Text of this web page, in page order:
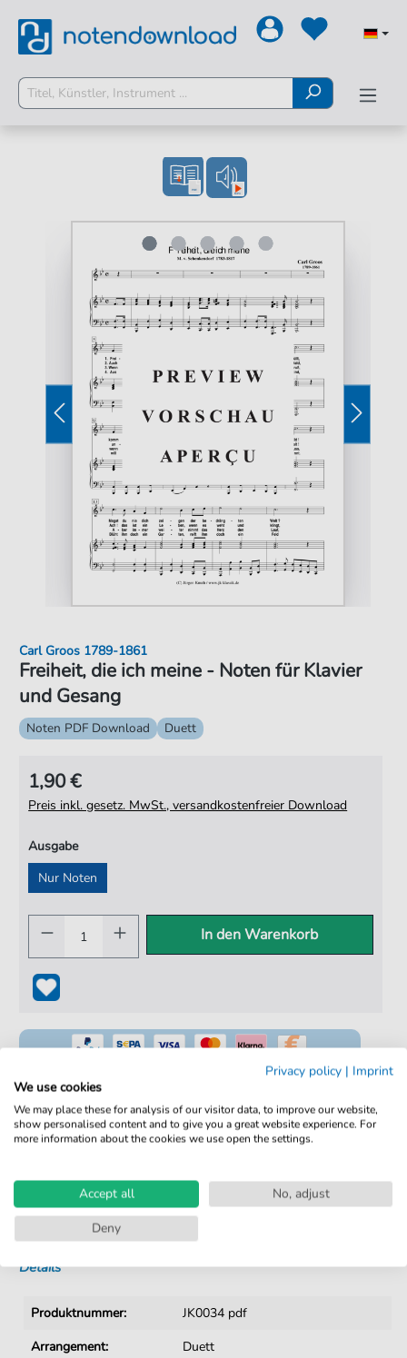
Freiheit, die ich meine - Noten für Klavier
und Gesang
Carl Groos 1789-1861
Noten PDF Download Duett
1,90 €
Preis inkl. gesetz. MwSt., versandkostenfreier Download
Ausgabe
Nur Noten
In den Warenkorb
100% Legal & Lizenziert
Kein Abo. Fairer Einzelkauf.
Sofortiger Download nach Kauf
Details
Produktnummer:
JK0034 pdf
Arrangement:
Duett
Privacy policy | Imprint
We use cookies
We may place these for analysis of our visitor data, to improve our website,
show personalised content and to give you a great website experience. For
more information about the cookies we use open the settings.
Accept all
No, adjust
Deny